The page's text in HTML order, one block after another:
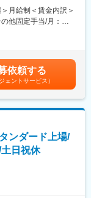
す。半導体製造その
カーの生産活動を
検品業務
月給制＜賃金内訳＞
他固定手当/月：
安の金額であり、選
(月額)は固定手当を含
依頼する
ェントサービス）
ンダード上場/
日祝休